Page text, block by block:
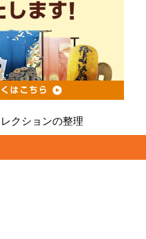
クションの整理